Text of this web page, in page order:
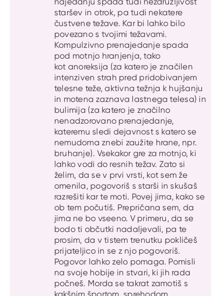
staršev in otrok, pa tudi nekatere
čustvene težave. Kar bi lahko bilo
povezano s tvojimi težavami.
Kompulzivno prenajedanje spada
pod motnjo hranjenja, tako
kot anoreksija (za katero je značilen
intenziven strah pred pridobivanjem
telesne teže, aktivna težnja k hujšanju
in motena zaznava lastnega telesa) in
bulimija (za katero je značilno
nenadzorovano prenajedanje,
kateremu sledi dejavnost s katero se
nemudoma znebi zaužite hrane, npr.
bruhanje). Vsekakor gre za motnjo, ki
lahko vodi do resnih težav. Zato si
želim, da se v prvi vrsti, kot sem že
omenila, pogovoriš s starši in skušaš
razrešiti kar te moti. Povej jima, kako se
ob tem počutiš. Prepričana sem, da
jima ne bo vseeno. V primeru, da se
bodo ti občutki nadaljevali, pa te
prosim, da v tistem trenutku pokličeš
prijateljico in se z njo pogovoriš.
Pogovor lahko zelo pomaga. Pomisli
na svoje hobije in stvari, ki jih rada
počneš. Morda se takrat zamotiš s
kakšnim športom, sprehodom,